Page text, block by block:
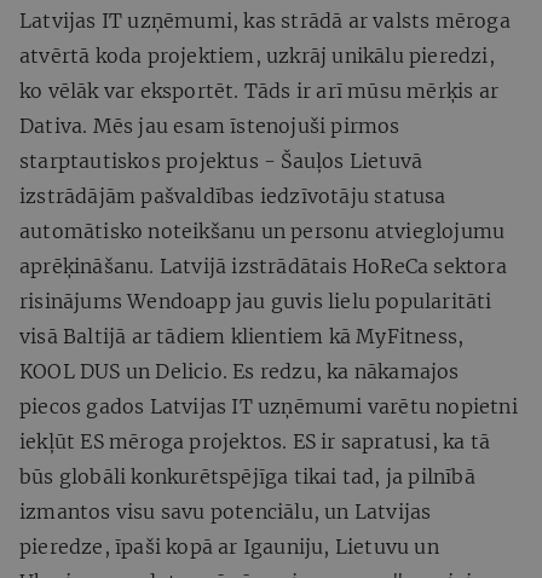
Latvijas IT uzņēmumi, kas strādā ar valsts mēroga
atvērtā koda projektiem, uzkrāj unikālu pieredzi,
ko vēlāk var eksportēt. Tāds ir arī mūsu mērķis ar
Dativa. Mēs jau esam īstenojuši pirmos
starptautiskos projektus - Šauļos Lietuvā
izstrādājām pašvaldības iedzīvotāju statusa
automātisko noteikšanu un personu atvieglojumu
aprēķināšanu. Latvijā izstrādātais HoReCa sektora
risinājums Wendoapp jau guvis lielu popularitāti
visā Baltijā ar tādiem klientiem kā MyFitness,
KOOL DUS un Delicio. Es redzu, ka nākamajos
piecos gados Latvijas IT uzņēmumi varētu nopietni
iekļūt ES mēroga projektos. ES ir sapratusi, ka tā
būs globāli konkurētspējīga tikai tad, ja pilnībā
izmantos visu savu potenciālu, un Latvijas
pieredze, īpaši kopā ar Igauniju, Lietuvu un